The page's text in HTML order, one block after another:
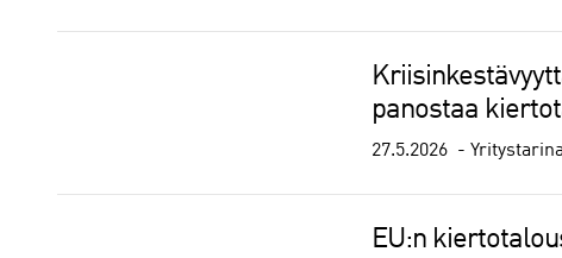
panostaa
27.5.2026
EU:n